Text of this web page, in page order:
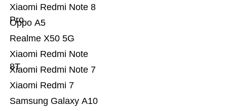
Samsung Galaxy A10
Xiaomi Redmi 7
Xiaomi Redmi Note 7
Xiaomi Redmi Note
8T
Realme X50 5G
Oppo A5
Xiaomi Redmi Note 8
Pro